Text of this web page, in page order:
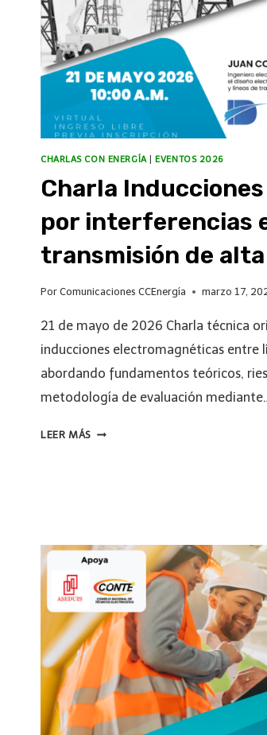
CHARLAS CON ENERGÍA |EVENTOS 2026
Charla
por interferencias
transmisión de
Por Comunicaciones CCEnergía marzo 17,
21 de mayo de 2026 Charla técnica
inducciones electromagnéticas entre
abordando fundamentos teóricos,
metodología de evaluación
LEER MÁS